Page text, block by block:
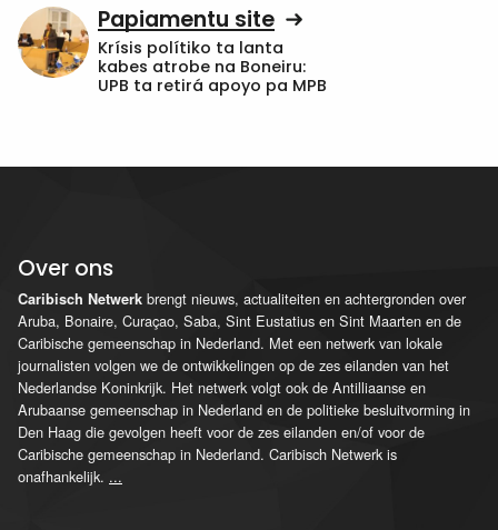
Papiamentu site
Krísis polítiko ta lanta
kabes atrobe na Boneiru:
UPB ta retirá apoyo pa MPB
Over ons
Caribisch Netwerk brengt nieuws, actualiteiten en achtergronden over
Aruba, Bonaire, Curaçao, Saba, Sint Eustatius en Sint Maarten en de
Caribische gemeenschap in Nederland. Met een netwerk van lokale
journalisten volgen we de ontwikkelingen op de zes eilanden van het
Nederlandse Koninkrijk. Het netwerk volgt ook de Antilliaanse en
Arubaanse gemeenschap in Nederland en de politieke besluitvorming in
Den Haag die gevolgen heeft voor de zes eilanden en/of voor de
Caribische gemeenschap in Nederland. Caribisch Netwerk is
onafhankelijk. ...